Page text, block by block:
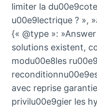
limiter la
u00e9lectrique ? »,
{« @type »:
solutions existent,
modu00e8les
avec reprise
privilu00e9gier les